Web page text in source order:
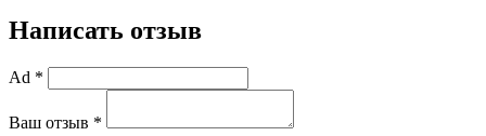
Написать отзыв
Ad *
Ваш отзыв *